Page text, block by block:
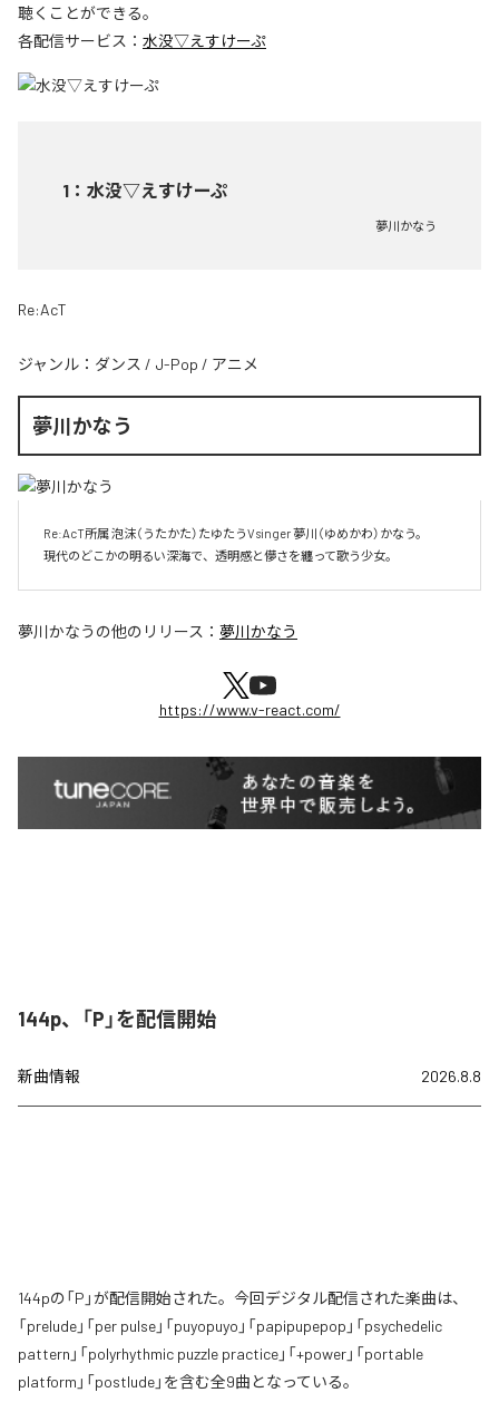
聴くことができる。
各配信サービス： 水没▽えすけーぷ
1 ： 水没▽えすけーぷ
夢川かなう
Re:AcT
ジャンル： ダンス / J-Pop / アニメ
夢川かなう
現代のどこかの明るい深海で、透明感と儚さを纏って歌う少女。
夢川かなう の他のリリース： 夢川かなう
https://www.v-react.com/
144p、「P」を配信開始
新曲情報 2026.8.8
144pの「P」が配信開始された。今回デジタル配信された楽曲は、
「prelude」「per pulse」「puyopuyo」「papipupepop」「psychedelic
pattern」「polyrhythmic puzzle practice」「+power」「portable
platform」「postlude」を含む全9曲となっている。